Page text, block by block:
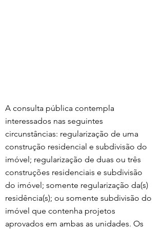
A consulta pública contempla
interessados nas seguintes
circunstâncias: regularização de uma
construção residencial e subdivisão do
imóvel; regularização de duas ou três
construções residenciais e subdivisão
do imóvel; somente regularização da(s)
residência(s); ou somente subdivisão do
imóvel que contenha projetos
aprovados em ambas as unidades. Os